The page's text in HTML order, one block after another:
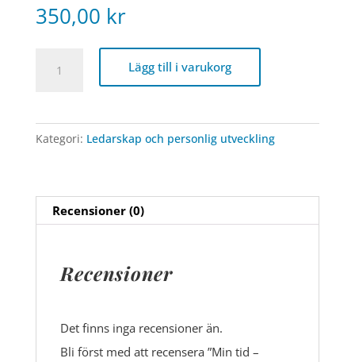
350,00 kr
för
mängd
Lägg till i varukorg
Kategori: Ledarskap och personlig utveckling
Recensioner (0)
Recensioner
Det finns inga recensioner än.
Bli först med att recensera ”Min tid –